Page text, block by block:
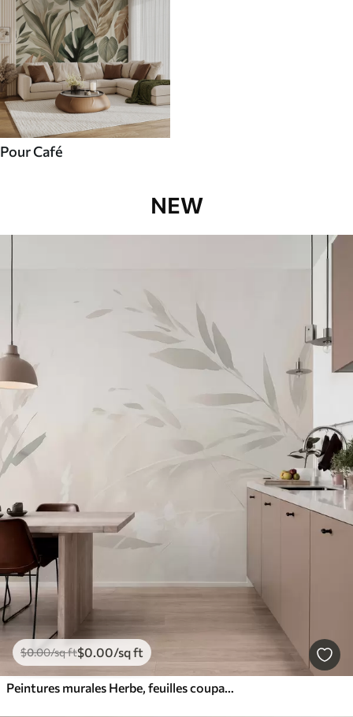
Pour Café
NEW
$0.00/sq ft$0.00/sq ft
Peintures murales Herbe, feuilles coupantes